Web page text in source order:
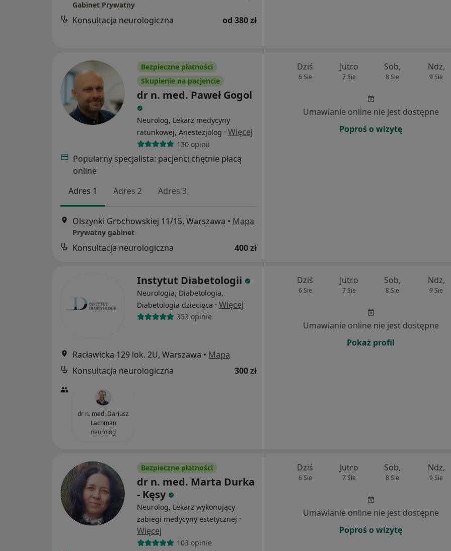
Gabinet Prywatny
Konsultacja neurologiczna od 380 zł
Bezpieczne płatności
Skupienie na pacjencie
dr n. med. Paweł Gogol
Neurolog, Lekarz medycyny
ratunkowej, Anestezjolog · Więcej
130 opinii
Popularny specjalista: pacjenci chętnie płacą
online
Adres 1
Adres 2 Adres 3
Olszynki Grochowskiej 11/15, Warszawa • Mapa
Prywatny gabinet
Konsultacja neurologiczna 400 zł
Dziś
6 Sie
Jutro
7 Sie
Sob,
8 Sie
Ndz,
9 Sie
Umawianie online nie jest dostępne
Poproś o wizytę
Instytut Diabetologii
Neurologia, Diabetologia,
Diabetologia dziecięca · Więcej
353 opinie
Racławicka 129 lok. 2U, Warszawa • Mapa
Konsultacja neurologiczna
300 zł
dr n. med. Dariusz
Lachman
neurolog
Dziś
6 Sie
Jutro
7 Sie
Sob,
8 Sie
Ndz,
9 Sie
Umawianie online nie jest dostępne
Pokaż profil
Bezpieczne płatności
dr n. med. Marta Durka
- Kęsy
Neurolog, Lekarz wykonujący
zabiegi medycyny estetycznej ·
Więcej
103 opinie
Dziś
6 Sie
Jutro
7 Sie
Sob,
8 Sie
Ndz,
9 Sie
Umawianie online nie jest dostępne
Poproś o wizytę